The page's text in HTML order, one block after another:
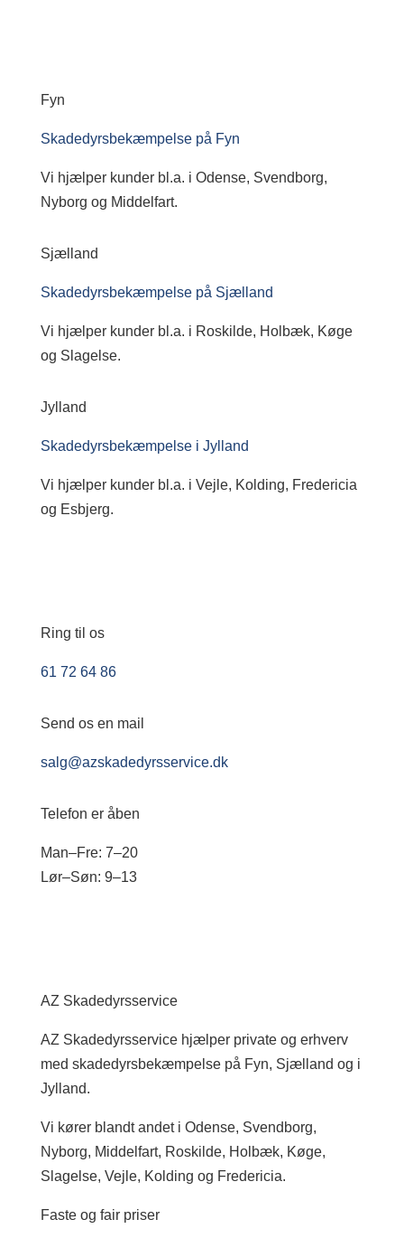
Fyn
Skadedyrsbekæmpelse på Fyn
Vi hjælper kunder bl.a. i Odense, Svendborg,
Nyborg og Middelfart.
Sjælland
Skadedyrsbekæmpelse på Sjælland
Vi hjælper kunder bl.a. i Roskilde, Holbæk, Køge
og Slagelse.
Jylland
Skadedyrsbekæmpelse i Jylland
Vi hjælper kunder bl.a. i Vejle, Kolding, Fredericia
og Esbjerg.
Ring til os
61 72 64 86
Send os en mail
salg@azskadedyrsservice.dk
Telefon er åben
Man–Fre: 7–20
Lør–Søn: 9–13
AZ Skadedyrsservice
AZ Skadedyrsservice hjælper private og erhverv
med skadedyrsbekæmpelse på Fyn, Sjælland og i
Jylland.
Vi kører blandt andet i Odense, Svendborg,
Nyborg, Middelfart, Roskilde, Holbæk, Køge,
Slagelse, Vejle, Kolding og Fredericia.
Faste og fair priser